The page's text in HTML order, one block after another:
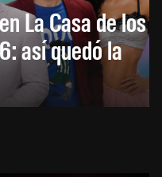
La Casa de los
así quedó la